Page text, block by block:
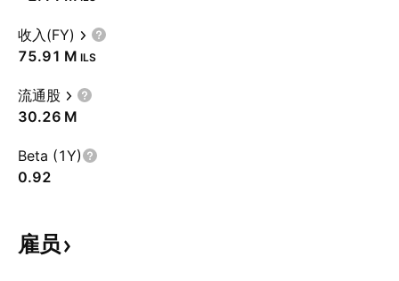
收入(FY)
‪75.91 M‬ ILS
流通股
‪30.26 M‬
Beta (1Y)
0.92
雇员